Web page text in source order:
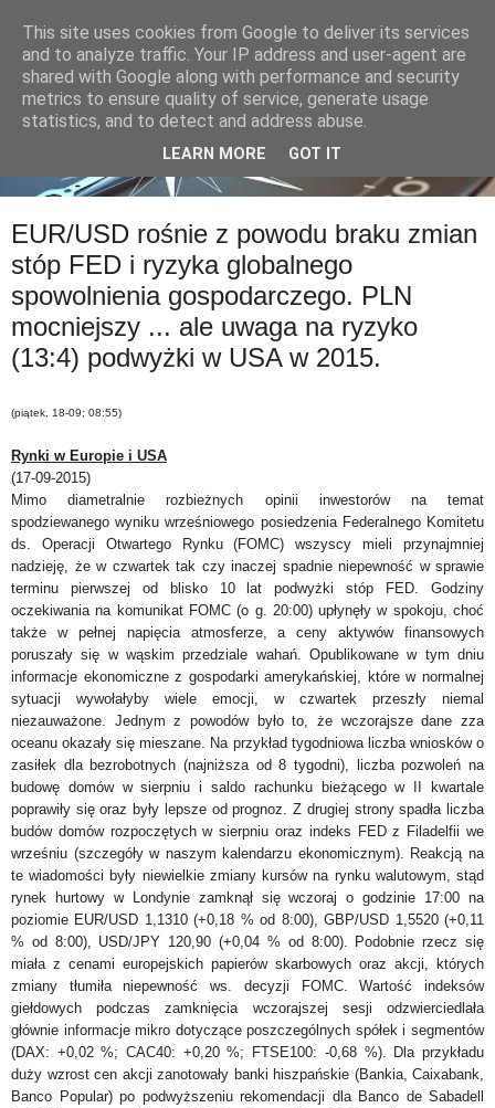
EUR/USD rośnie z powodu braku zmian
stóp FED i ryzyka globalnego
spowolnienia gospodarczego. PLN
mocniejszy ... ale uwaga na ryzyko
(13:4) podwyżki w USA w 2015.
(piątek, 18-09; 08:55)
Rynki w Europie i USA
(17-09-2015)
Mimo diametralnie rozbieżnych opinii inwestorów na temat
spodziewanego wyniku wrześniowego posiedzenia Federalnego Komitetu
ds. Operacji Otwartego Rynku (FOMC) wszyscy mieli przynajmniej
nadzieję, że w czwartek tak czy inaczej spadnie niepewność w sprawie
terminu pierwszej od blisko 10 lat podwyżki stóp FED. Godziny
oczekiwania na komunikat FOMC (o g. 20:00) upłynęły w spokoju, choć
także w pełnej napięcia atmosferze, a ceny aktywów finansowych
poruszały się w wąskim przedziale wahań. Opublikowane w tym dniu
informacje ekonomiczne z gospodarki amerykańskiej, które w normalnej
sytuacji wywołałyby wiele emocji, w czwartek przeszły niemal
niezauważone. Jednym z powodów było to, że wczorajsze dane zza
oceanu okazały się mieszane. Na przykład tygodniowa liczba wniosków o
zasiłek dla bezrobotnych (najniższa od 8 tygodni), liczba pozwoleń na
budowę domów w sierpniu i saldo rachunku bieżącego w II kwartale
poprawiły się oraz były lepsze od prognoz. Z drugiej strony spadła liczba
budów domów rozpoczętych w sierpniu oraz indeks FED z Filadelfii we
wrześniu (szczegóły w naszym kalendarzu ekonomicznym). Reakcją na
te wiadomości były niewielkie zmiany kursów na rynku walutowym, stąd
rynek hurtowy w Londynie zamknął się wczoraj o godzinie 17:00 na
poziomie EUR/USD 1,1310 (+0,18 % od 8:00), GBP/USD 1,5520 (+0,11
% od 8:00), USD/JPY 120,90 (+0,04 % od 8:00). Podobnie rzecz się
miała z cenami europejskich papierów skarbowych oraz akcji, których
zmiany tłumiła niepewność ws. decyzji FOMC. Wartość indeksów
giełdowych podczas zamknięcia wczorajszej sesji odzwierciedlała
głównie informacje mikro dotyczące poszczególnych spółek i segmentów
(DAX: +0,02 %; CAC40: +0,20 %; FTSE100: -0,68 %). Dla przykładu
duży wzrost cen akcji zanotowały banki hiszpańskie (Bankia, Caixabank,
Banco Popular) po podwyższeniu rekomendacji dla Banco de Sabadell
This site uses cookies from Google to deliver its services
and to analyze traffic. Your IP address and user-agent are
shared with Google along with performance and security
metrics to ensure quality of service, generate usage
statistics, and to detect and address abuse.
LEARN MORE GOT IT